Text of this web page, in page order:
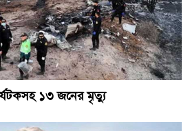
১৩ জনের মৃত্যু